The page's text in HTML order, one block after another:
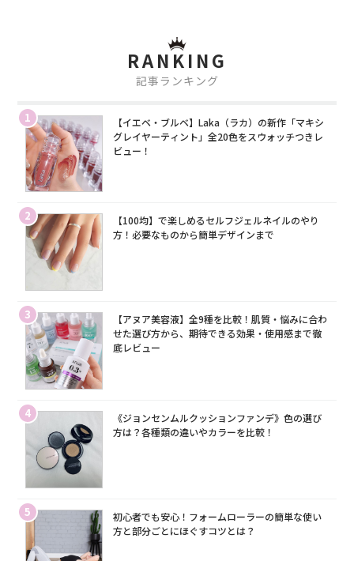
RANKING
記事ランキング
1
【イエベ・ブルベ】Laka（ラカ）の新作「マキシ
グレイヤーティント」全20色をスウォッチつきレ
ビュー！
2
【100均】で楽しめるセルフジェルネイルのやり
方！必要なものから簡単デザインまで
3
【アヌア美容液】全9種を比較！肌質・悩みに合わ
せた選び方から、期待できる効果・使用感まで徹
底レビュー
4
《ジョンセンムルクッションファンデ》色の選び
方は？各種類の違いやカラーを比較！
5
初心者でも安心！フォームローラーの簡単な使い
方と部分ごとにほぐすコツとは？